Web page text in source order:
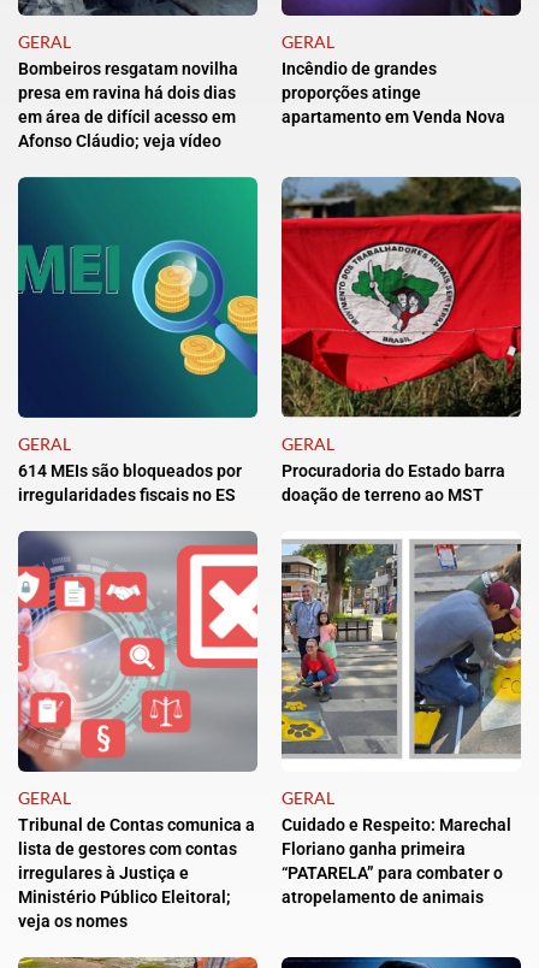
GERAL
Bombeiros resgatam novilha
presa em ravina há dois dias
em área de difícil acesso em
Afonso Cláudio; veja vídeo
GERAL
Incêndio de grandes
proporções atinge
apartamento em Venda Nova
GERAL
614 MEIs são bloqueados por
irregularidades fiscais no ES
GERAL
Procuradoria do Estado barra
doação de terreno ao MST
GERAL
Tribunal de Contas comunica a
lista de gestores com contas
irregulares à Justiça e
Ministério Público Eleitoral;
veja os nomes
GERAL
Cuidado e Respeito: Marechal
Floriano ganha primeira
“PATARELA” para combater o
atropelamento de animais